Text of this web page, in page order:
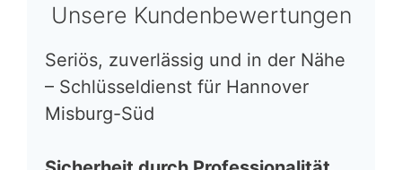
Unsere Kundenbewertungen
Seriös, zuverlässig und in der Nähe
– Schlüsseldienst für Hannover
Misburg-Süd